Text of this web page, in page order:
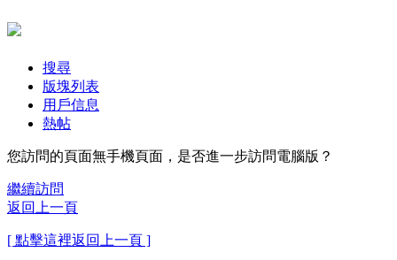
搜尋
版塊列表
用戶信息
熱帖
您訪問的頁面無手機頁面，是否進一步訪問電腦版？
繼續訪問
返回上一頁
[ 點擊這裡返回上一頁 ]